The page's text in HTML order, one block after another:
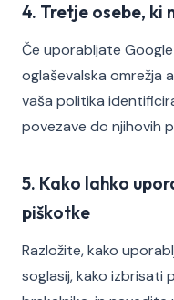
4. Tretje osebe, ki
Če uporabljate
oglaševalska omrežja
vaša politika
povezave do njihovih
5. Kako lahko
piškotke
Razložite, kako
soglasij, kako izbrisati